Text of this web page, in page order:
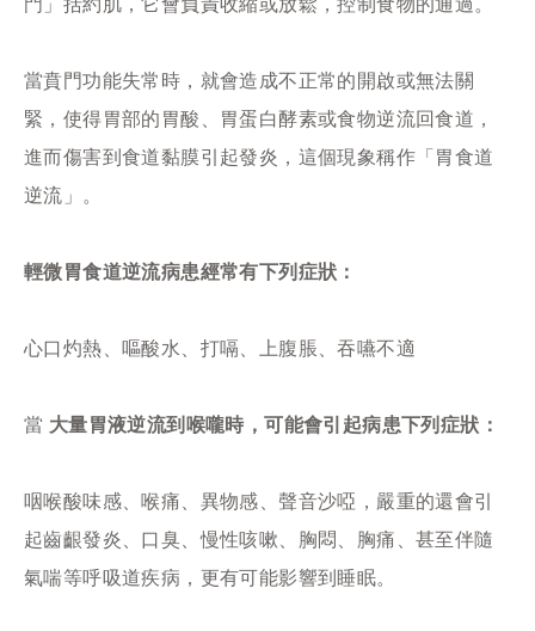
當賁門功能失常時，就會造成不正常的開啟或無法關
緊，使得胃部的胃酸、胃蛋白酵素或食物逆流回食道，
進而傷害到食道黏膜引起發炎，這個現象稱作「胃食道
逆流」。
輕微胃食道逆流病患經常有下列症狀：
心口灼熱、嘔酸水、打嗝、上腹脹、吞嚥不適
當 大量胃液逆流到喉嚨時，可能會引起病患下列症狀：
咽喉酸味感、喉痛、異物感、聲音沙啞，嚴重的還會引
起齒齦發炎、口臭、慢性咳嗽、胸悶、胸痛、甚至伴隨
氣喘等呼吸道疾病，更有可能影響到睡眠。